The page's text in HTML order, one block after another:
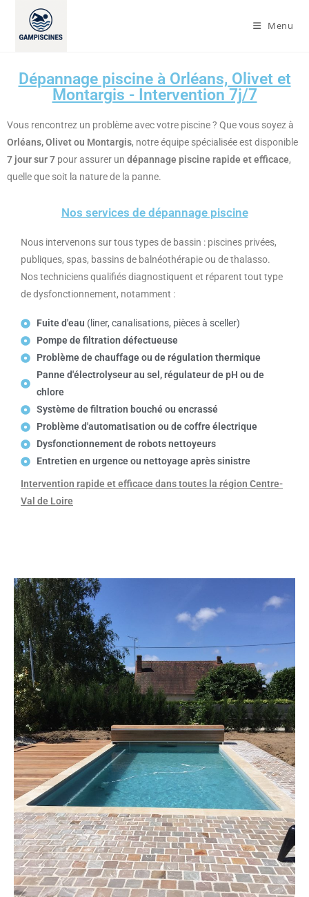
Menu
Dépannage piscine à Orléans, Olivet et
Montargis - Intervention 7j/7
Vous rencontrez un problème avec votre piscine ? Que vous soyez à
Orléans, Olivet ou Montargis, notre équipe spécialisée est disponible
7 jour sur 7 pour assurer un dépannage piscine rapide et efficace,
quelle que soit la nature de la panne.
Nos services de dépannage piscine
Nous intervenons sur tous types de bassin : piscines privées,
publiques, spas, bassins de balnéothérapie ou de thalasso.
Nos techniciens qualifiés diagnostiquent et réparent tout type
de dysfonctionnement, notamment :
Fuite d'eau (liner, canalisations, pièces à sceller)
Pompe de filtration défectueuse
Problème de chauffage ou de régulation thermique
Panne d'électrolyseur au sel, régulateur de pH ou de
chlore
Système de filtration bouché ou encrassé
Problème d'automatisation ou de coffre électrique
Dysfonctionnement de robots nettoyeurs
Entretien en urgence ou nettoyage après sinistre
Intervention rapide et efficace dans toutes la région Centre-
Val de Loire